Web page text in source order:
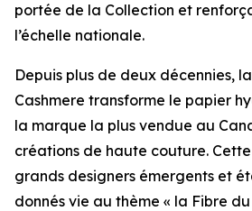
portée de la Collection et
l’échelle nationale.
Depuis plus de deux décennies,
Cashmere transforme le papier
la marque la plus vendue au
créations de haute couture.
grands designers émergents et
donnés vie au thème « la Fibre